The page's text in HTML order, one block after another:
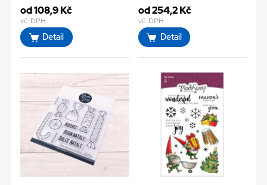
od 108,9 Kč
vč. DPH
Detail
od 254,2 Kč
vč. DPH
Detail